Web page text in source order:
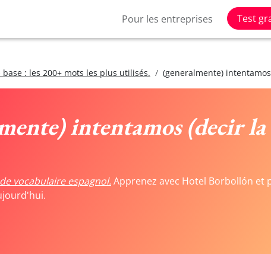
Pour les entreprises Test
: les 200+ mots les plus utilisés. (generalmente)
intentamos (decir
vocabulaire espagnol.Apprenez avec Hotel Borbollón et